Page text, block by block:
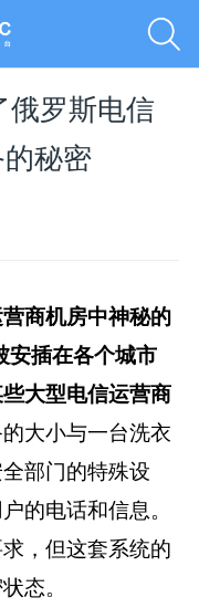
俄罗斯电信
秘密
商机房中神秘的
安插在各个城市
大型电信运营商
大小与一台洗衣
部门的特殊设
的电话和信息。
，但这套系统的
态。